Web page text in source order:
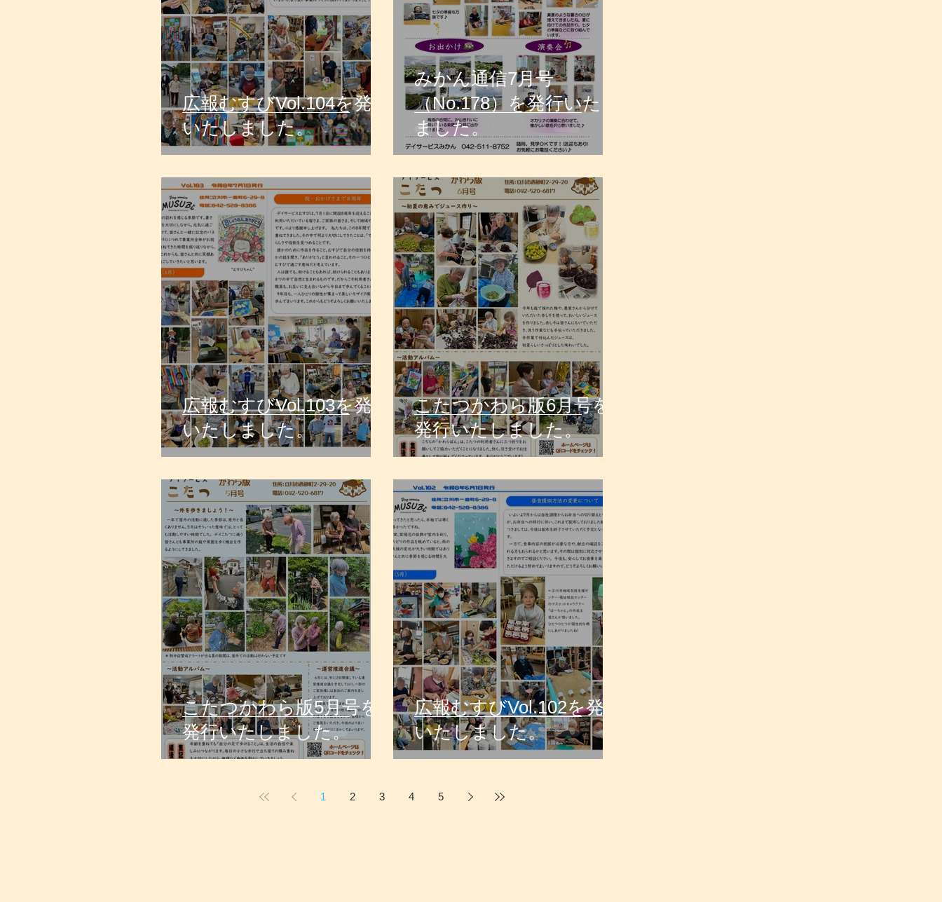
広報むすびVol.104を発行
いたしました。
みかん通信7月号
（No.178）を発行いたし
ました。
広報むすびVol.103を発行
いたしました。
こたつかわら版6月号を
発行いたしました。
こたつかわら版5月号を
発行いたしました。
広報むすびVol.102を発行
いたしました。
1 2 3 4 5